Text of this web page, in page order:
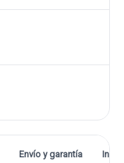
Envío y garantía